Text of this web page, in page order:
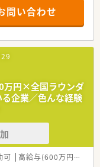
品の非臨床研究から
いる企業です。
修制度を整えており業
明補助
問い合わせ
万円×全国ラウンダ
企業／色んな経験
可 高給与(600万円以上)